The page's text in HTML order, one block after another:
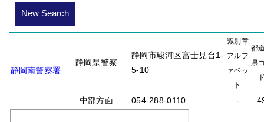
New Search
静岡南警察署
静岡県警察
静岡市駿河区富士見台1-
5-10
識別章
アルフ
ァベッ
ト
都
県
中部方面 054-288-0110 -